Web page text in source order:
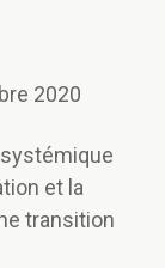
2020
et la
transition